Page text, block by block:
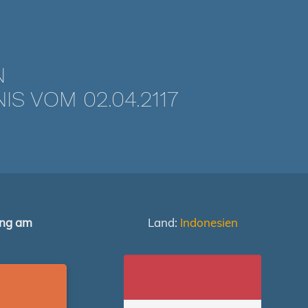
VOM 02.04.2117
am
Land: Indonesien